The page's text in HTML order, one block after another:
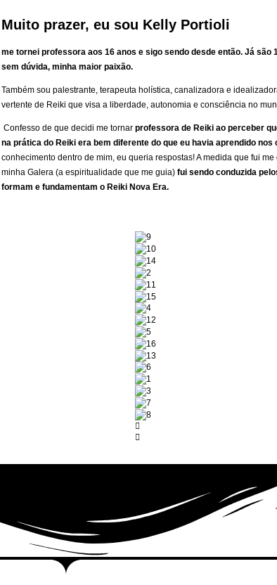
Muito prazer, eu sou Kelly Portioli
me tornei professora aos 16 anos e sigo sendo desde então. Já são
sem dúvida, minha maior paixão.
Também sou palestrante, terapeuta holística, canalizadora e
vertente de Reiki que visa a liberdade, autonomia e consciência no
Confesso de que decidi me tornar professora de Reiki ao perceber
na prática do Reiki era bem diferente do que eu havia aprendido nos
conhecimento dentro de mim, eu queria respostas! A medida que fui
minha Galera (a espiritualidade que me guia) fui sendo conduzida
formam e fundamentam o Reiki Nova Era.